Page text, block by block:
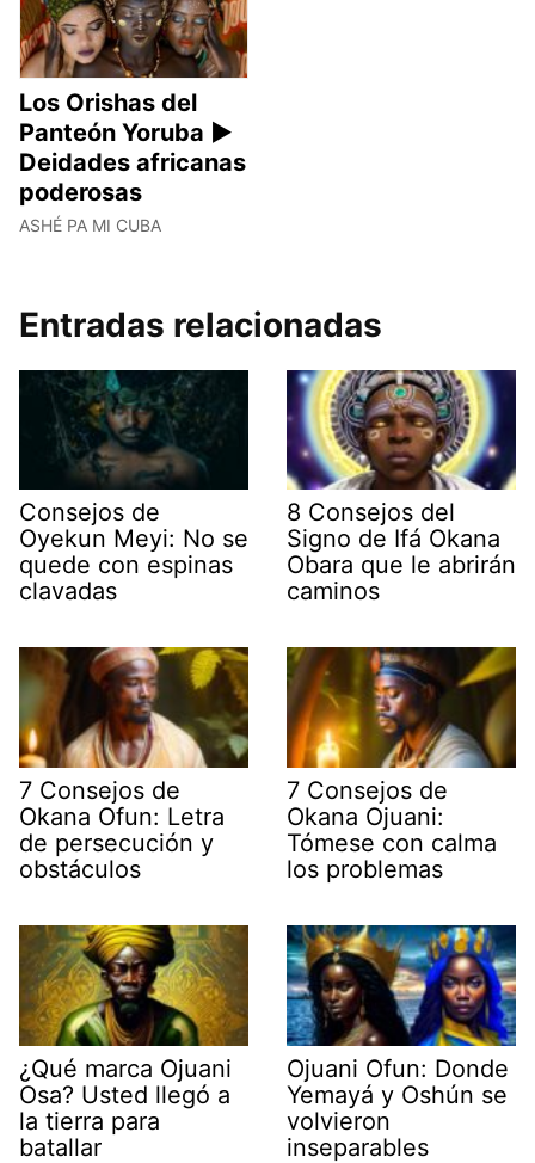
Los Orishas del
Panteón Yoruba ►
Deidades africanas
poderosas
ASHÉ PA MI CUBA
Entradas relacionadas
Consejos de
Oyekun Meyi: No se
quede con espinas
clavadas
8 Consejos del
Signo de Ifá Okana
Obara que le abrirán
caminos
7 Consejos de
Okana Ofun: Letra
de persecución y
obstáculos
7 Consejos de
Okana Ojuani:
Tómese con calma
los problemas
¿Qué marca Ojuani
Osa? Usted llegó a
la tierra para
batallar
Ojuani Ofun: Donde
Yemayá y Oshún se
volvieron
inseparables